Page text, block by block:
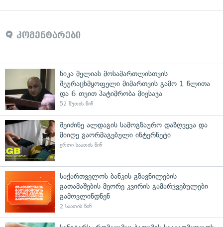
კომენტარები
ნიკა მელიას მოსამართლისთვის
შეურაცხმყოფელი მიმართვის გამო 1 წლითა
და 6 თვით პატიმრობა მიესაჯა
52 წუთის წინ
შეიძინე ალდაგის სამოგზაურო დაზღვევა და
მიიღე გაორმაგებული ინტერნეტი
ერთი საათის წინ
საქართველოს ბანკის გზავნილების
გათამაშების მეორე კვირის გამარჯვებულები
გამოვლინდნენ
2 საათის წინ